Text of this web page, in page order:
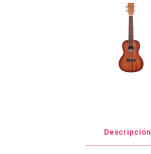
Descripción